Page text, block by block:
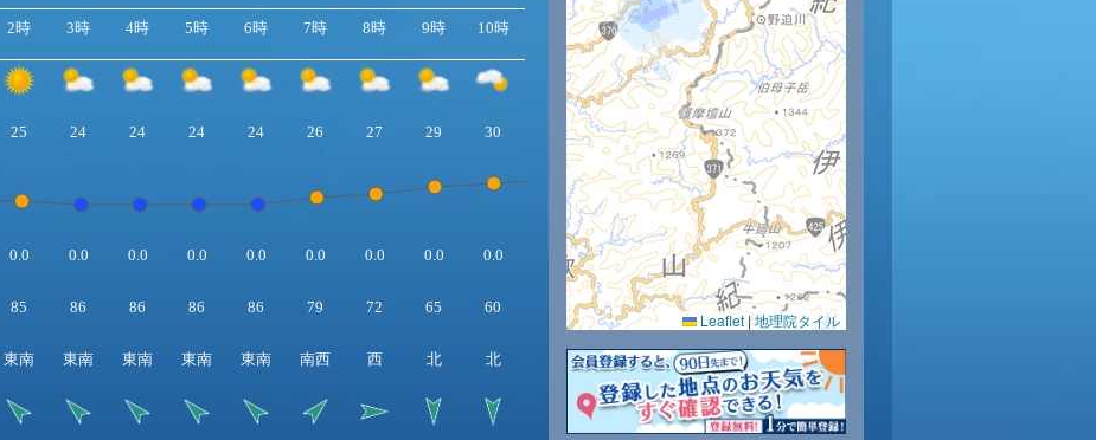
2時 3時 4時 5時 6時 7時 8時 9時 10時 12時 13時 14時 15時 16時
25 24 24 24 24 26 27 29 30 32 32 31 31 30
0.0 0.0 0.0 0.0 0.0 0.0 0.0 0.0 0.0 0.0 0.0 0.0 0.0 0.0
85 86 86 86 86 79 72 65 60 52 52 53 54 57
東南 東南 東南 東南 東南 南西 西 北 北 北西 北西 西 西
Leaflet | 地理院タイル